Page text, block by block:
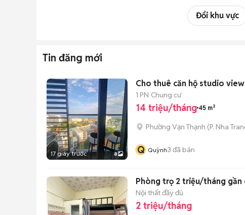
Đổi khu vực
Tin đăng mới
17 giây trước 8
Cho thuê căn hộ studio
1 PN Chung cư
14 triệu/tháng 45 m²
Phường Vạn Thạnh (P. Nha
Q Quỳnh3 đã bán
Phòng trọ 2 triệu/tháng gần
Nội thất đầy đủ
2 triệu/tháng